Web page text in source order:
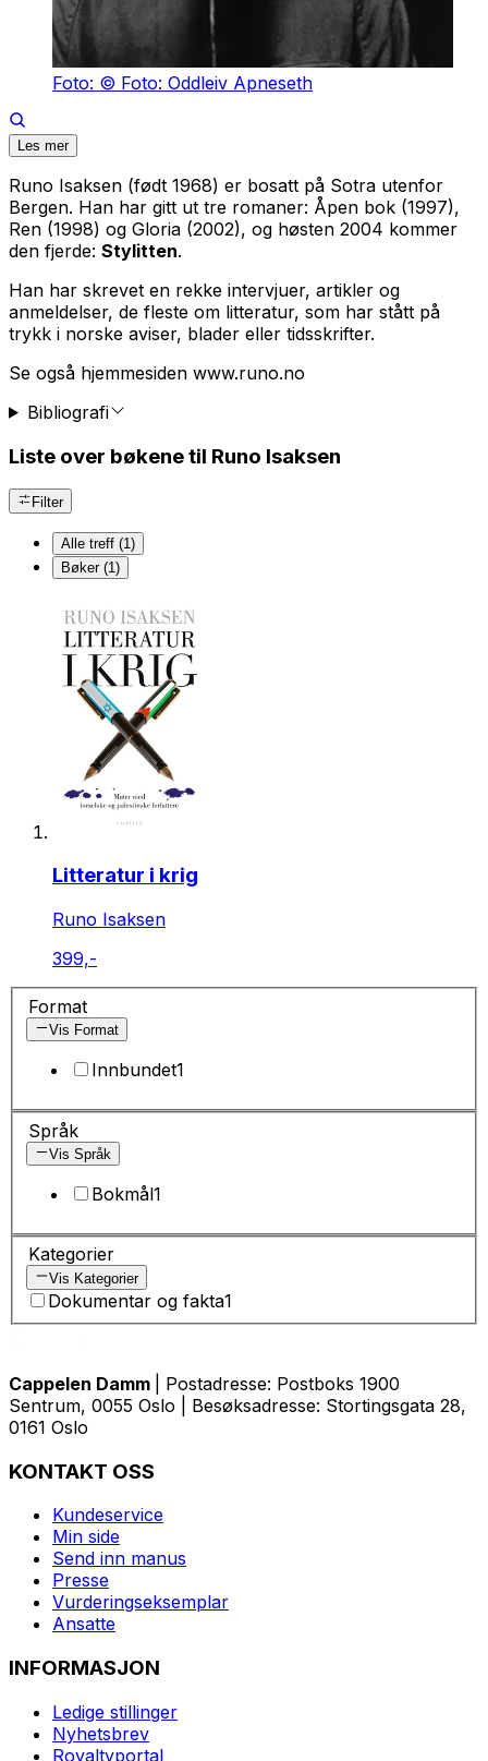
Foto: © Foto: Oddleiv Apneseth
Les mer
Runo Isaksen (født 1968) er bosatt på Sotra utenfor
Bergen. Han har gitt ut tre romaner: Åpen bok (1997),
Ren (1998) og Gloria (2002), og høsten 2004 kommer
den fjerde: Stylitten.
Han har skrevet en rekke intervjuer, artikler og
anmeldelser, de fleste om litteratur, som har stått på
trykk i norske aviser, blader eller tidsskrifter.
Se også hjemmesiden www.runo.no
Bibliografi
Liste over bøkene til Runo Isaksen
Filter
Alle treff (1)
Bøker (1)
Litteratur i krig
Runo Isaksen
399,-
Format
Vis Format
Innbundet1
Språk
Vis Språk
Bokmål1
Kategorier
Vis Kategorier
Dokumentar og fakta1
Cappelen Damm
| Postadresse: Postboks 1900
Sentrum, 0055 Oslo | Besøksadresse: Stortingsgata 28,
0161 Oslo
KONTAKT OSS
Kundeservice
Min side
Send inn manus
Presse
Vurderingseksemplar
Ansatte
INFORMASJON
Ledige stillinger
Nyhetsbrev
Royaltyportal